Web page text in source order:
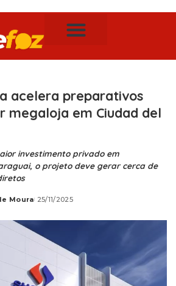
acelera preparativos
megaloja em Ciudad del
investimento privado em
o projeto deve gerar cerca de
Moura 25/11/2025